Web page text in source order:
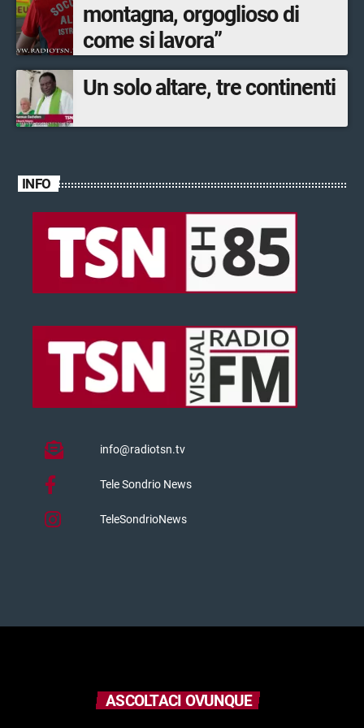
montagna, orgoglioso di
come si lavora”
Un solo altare, tre continenti
INFO
info@radiotsn.tv
Tele Sondrio News
TeleSondrioNews
ASCOLTACI OVUNQUE